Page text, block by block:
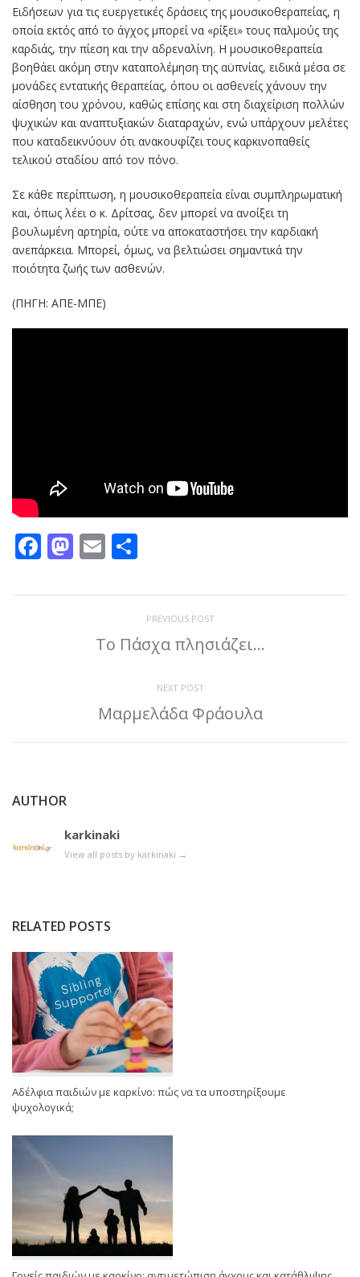
Ειδήσεων για τις ευεργετικές δράσεις της μουσικοθεραπείας, η
οποία εκτός από το άγχος μπορεί να «ρίξει» τους παλμούς της
καρδιάς, την πίεση και την αδρεναλίνη. Η μουσικοθεραπεία
βοηθάει ακόμη στην καταπολέμηση της αϋπνίας, ειδικά μέσα σε
μονάδες εντατικής θεραπείας, όπου οι ασθενείς χάνουν την
αίσθηση του χρόνου, καθώς επίσης και στη διαχείριση πολλών
ψυχικών και αναπτυξιακών διαταραχών, ενώ υπάρχουν μελέτες
που καταδεικνύουν ότι ανακουφίζει τους καρκινοπαθείς
τελικού σταδίου από τον πόνο.
Σε κάθε περίπτωση, η μουσικοθεραπεία είναι συμπληρωματική
και, όπως λέει ο κ. Δρίτσας, δεν μπορεί να ανοίξει τη
βουλωμένη αρτηρία, ούτε να αποκαταστήσει την καρδιακή
ανεπάρκεια. Μπορεί, όμως, να βελτιώσει σημαντικά την
ποιότητα ζωής των ασθενών.
(ΠΗΓΗ: ΑΠΕ-ΜΠΕ)
Facebook
Mastodon
Email
PREVIOUS POST
Το Πάσχα πλησιάζει…
NEXT POST
Μαρμελάδα Φράουλα
AUTHOR
karkinaki
View all posts by karkinaki →
RELATED POSTS
Αδέλφια παιδιών με καρκίνο: πώς να τα υποστηρίξουμε
ψυχολογικά;